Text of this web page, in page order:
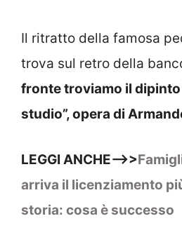
Il ritratto della famosa
trova sul retro della
fronte troviamo il dipinto
studio”, opera di
LEGGI ANCHE–>>
arriva il licenziamento
storia: cosa è successo